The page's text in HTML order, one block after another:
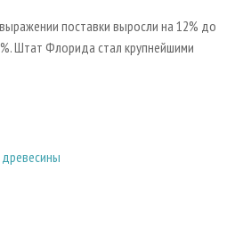
поставки выросли на 12% до
Штат Флорида стал крупнейшими